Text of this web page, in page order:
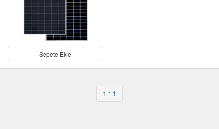
Sepete Ekle
1 / 1